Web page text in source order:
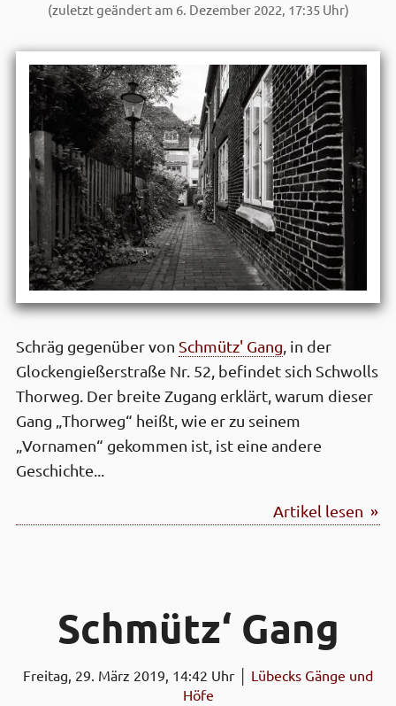
(zuletzt geändert am 6. Dezember 2022, 17:35 Uhr)
Schräg gegenüber von Schmütz' Gang, in der
Glockengießerstraße Nr. 52, befindet sich Schwolls
Thorweg. Der breite Zugang erklärt, warum dieser
Gang „Thorweg“ heißt, wie er zu seinem
„Vornamen“ gekommen ist, ist eine andere
Geschichte...
Artikel lesen »
Schmütz‘ Gang
Freitag, 29. März 2019, 14:42 Uhr │ Lübecks Gänge und
Höfe